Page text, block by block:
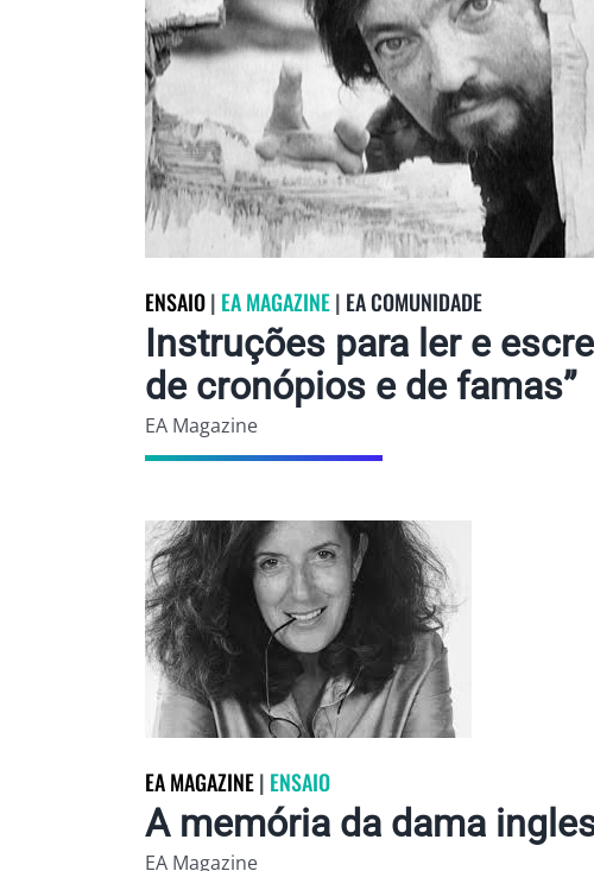
Instruções para ler e
de cronópios e de famas”
EA Magazine
ENSAIO| EA MAGAZINE| EA COMUNIDADE
A memória da dama
EA Magazine
EA MAGAZINE| ENSAIO